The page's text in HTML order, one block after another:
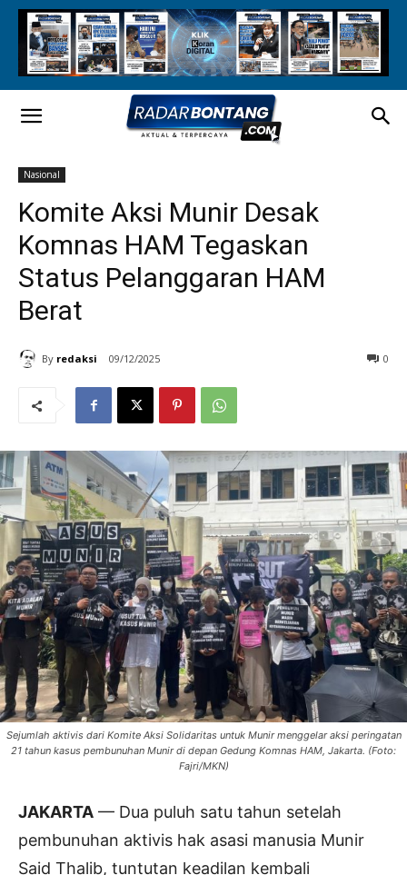
Nasional
Komite Aksi Munir Desak
Komnas HAM Tegaskan
Status Pelanggaran HAM
Berat
By redaksi 09/12/2025 0
Sejumlah aktivis dari Komite Aksi Solidaritas untuk Munir menggelar aksi peringatan
21 tahun kasus pembunuhan Munir di depan Gedung Komnas HAM, Jakarta. (Foto:
Fajri/MKN)
JAKARTA — Dua puluh satu tahun setelah
pembunuhan aktivis hak asasi manusia Munir
Said Thalib, tuntutan keadilan kembali